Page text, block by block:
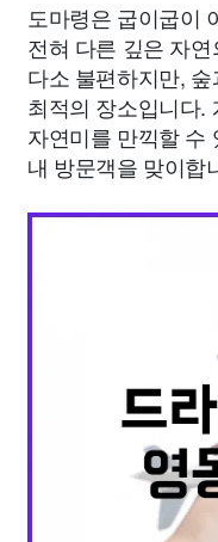
도마령은 굽이굽이
전혀 다른 깊은 자
다소 불편하지만,
최적의 장소입니다.
자연미를 만끽할 수
내 방문객을 맞이합